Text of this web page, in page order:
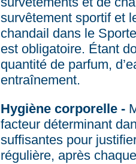
survêtement sportif et
chandail dans le
est obligatoire. Étant
quantité de parfum,
entraînement.
Hygiène corporelle -
facteur déterminant
suffisantes pour
régulière, après